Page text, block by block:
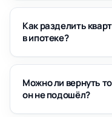
Как разделить
в ипотеке?
Можно ли вернуть
он не подошёл?